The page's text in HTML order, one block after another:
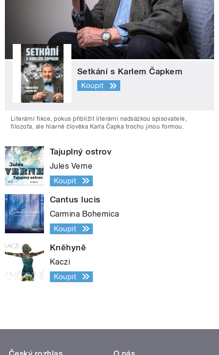
Setkání s Karlem Čapkem
Koupit
Literární fikce, pokus přiblížit literární nadsázkou spisovatele,
filozofa, ale hlavně člověka Karla Čapka trochu jinou formou.
Tajuplný ostrov
Jules Verne
Koupit
Cantus lucis
Carmina Bohemica
Koupit
Kněhyně
Kaczi
Koupit